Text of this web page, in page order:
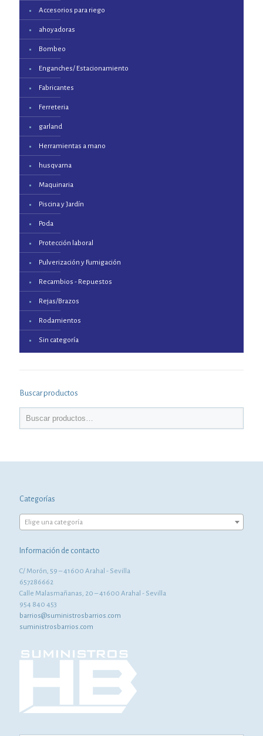
Accesorios para riego
ahoyadoras
Bombeo
Enganches/ Estacionamiento
Fabricantes
Ferreteria
garland
Herramientas a mano
husqvarna
Maquinaria
Piscina y Jardín
Poda
Protección laboral
Pulverización y Fumigación
Recambios - Repuestos
Rejas/Brazos
Rodamientos
Sin categoría
Buscar productos
Categorías
Elige una categoría
Información de contacto
C/ Morón, 59 – 41600 Arahal - Sevilla
657286662
Calle Malasmañanas, 20 – 41600 Arahal - Sevilla
954 840 453
barrios@suministrosbarrios.com
suministrosbarrios.com